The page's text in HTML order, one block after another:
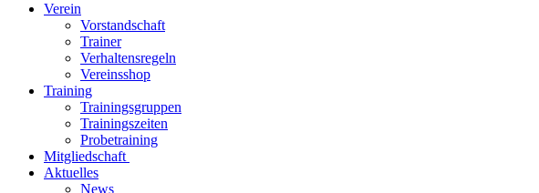
Verein
Vorstandschaft
Trainer
Verhaltensregeln
Vereinsshop
Training
Trainingsgruppen
Trainingszeiten
Probetraining
Mitgliedschaft
Aktuelles
News